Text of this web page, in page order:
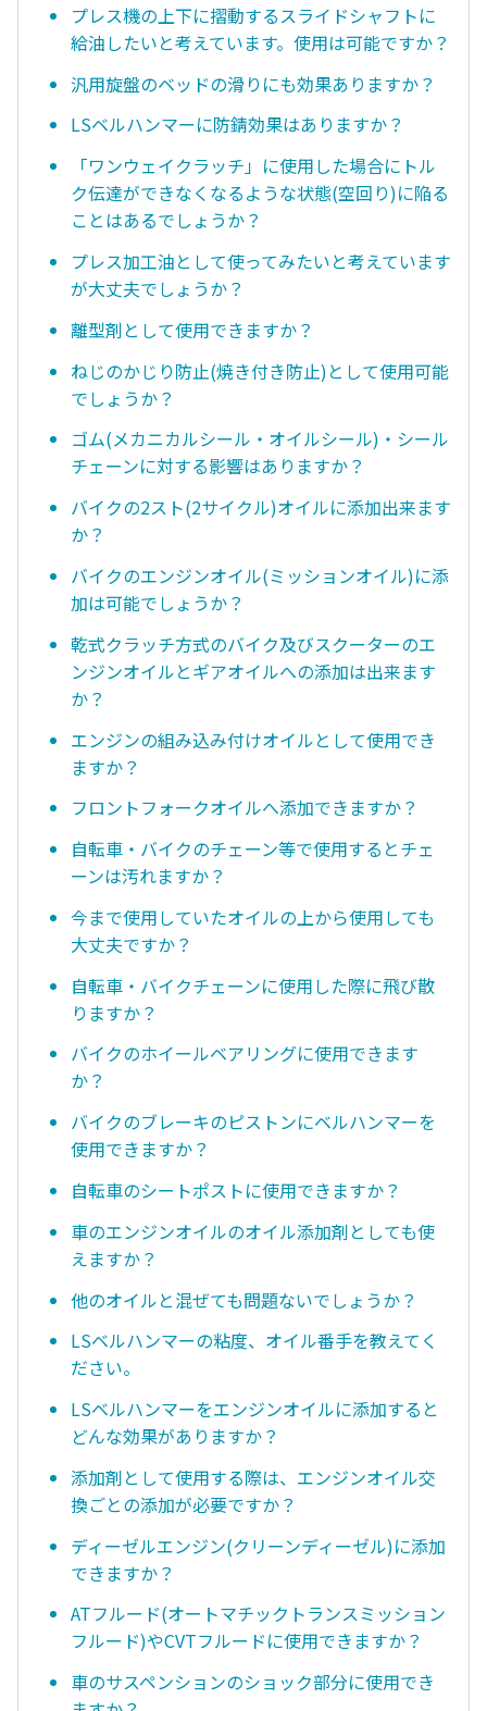
プレス機の上下に摺動するスライドシャフトに
給油したいと考えています。使用は可能ですか？
汎用旋盤のベッドの滑りにも効果ありますか？
LSベルハンマーに防錆効果はありますか？
「ワンウェイクラッチ」に使用した場合にトル
ク伝達ができなくなるような状態(空回り)に陥る
ことはあるでしょうか？
プレス加工油として使ってみたいと考えています
が大丈夫でしょうか？
離型剤として使用できますか？
ねじのかじり防止(焼き付き防止)として使用可能
でしょうか？
ゴム(メカニカルシール・オイルシール)・シール
チェーンに対する影響はありますか？
バイクの2スト(2サイクル)オイルに添加出来ます
か？
バイクのエンジンオイル(ミッションオイル)に添
加は可能でしょうか？
乾式クラッチ方式のバイク及びスクーターのエ
ンジンオイルとギアオイルへの添加は出来ます
か？
エンジンの組み込み付けオイルとして使用でき
ますか？
フロントフォークオイルへ添加できますか？
自転車・バイクのチェーン等で使用するとチェ
ーンは汚れますか？
今まで使用していたオイルの上から使用しても
大丈夫ですか？
自転車・バイクチェーンに使用した際に飛び散
りますか？
バイクのホイールベアリングに使用できます
か？
バイクのブレーキのピストンにベルハンマーを
使用できますか？
自転車のシートポストに使用できますか？
車のエンジンオイルのオイル添加剤としても使
えますか？
他のオイルと混ぜても問題ないでしょうか？
LSベルハンマーの粘度、オイル番手を教えてく
ださい。
LSベルハンマーをエンジンオイルに添加すると
どんな効果がありますか？
添加剤として使用する際は、エンジンオイル交
換ごとの添加が必要ですか？
ディーゼルエンジン(クリーンディーゼル)に添加
できますか？
ATフルード(オートマチックトランスミッション
フルード)やCVTフルードに使用できますか？
車のサスペンションのショック部分に使用でき